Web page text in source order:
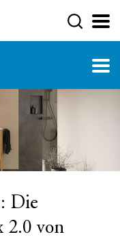
Die
2.0 von